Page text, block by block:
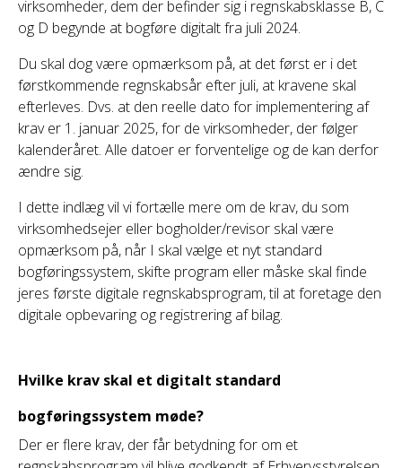
virksomheder, dem der befinder sig i regnskabsklasse B, C
og D begynde at bogføre digitalt fra juli 2024.
Du skal dog være opmærksom på, at det først er i det
førstkommende regnskabsår efter juli, at kravene skal
efterleves. Dvs. at den reelle dato for implementering af
krav er 1. januar 2025, for de virksomheder, der følger
kalenderåret. Alle datoer er forventelige og de kan derfor
ændre sig.
I dette indlæg vil vi fortælle mere om de krav, du som
virksomhedsejer eller bogholder/revisor skal være
opmærksom på, når I skal vælge et nyt standard
bogføringssystem, skifte program eller måske skal finde
jeres første digitale regnskabsprogram, til at foretage den
digitale opbevaring og registrering af bilag.
Hvilke krav skal et digitalt standard
bogføringssystem møde?
Der er flere krav, der får betydning for om et